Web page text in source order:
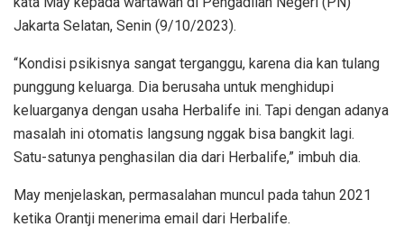
Jakarta Selatan, Senin (9/10/2023).
“Kondisi psikisnya sangat terganggu, karena dia kan tulang
punggung keluarga. Dia berusaha untuk menghidupi
keluarganya dengan usaha Herbalife ini. Tapi dengan adanya
masalah ini otomatis langsung nggak bisa bangkit lagi.
Satu-satunya penghasilan dia dari Herbalife,” imbuh dia.
May menjelaskan, permasalahan muncul pada tahun 2021
ketika Orantji menerima email dari Herbalife.